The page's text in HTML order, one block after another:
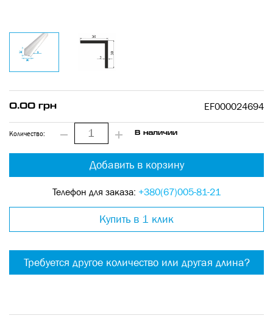
0.00 грн EF000024694
Количество: В наличии
Добавить в корзину
Телефон для заказа: +380(67)005-81-21
Купить в 1 клик
Требуется другое количество или другая длина?